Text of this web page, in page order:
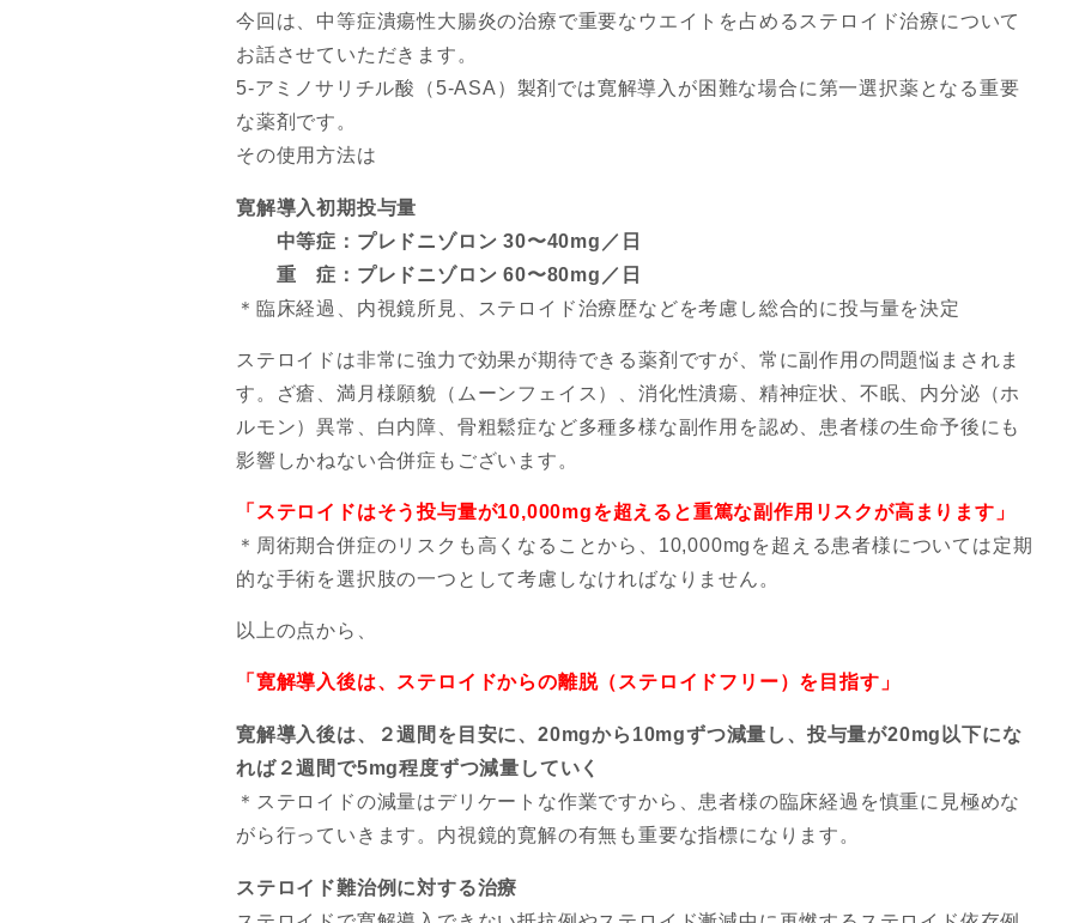
今回は、中等症潰瘍性大腸炎の治療で重要なウエイトを占めるステロイド治療について
お話させていただきます。
5-アミノサリチル酸（5-ASA）製剤では寛解導入が困難な場合に第一選択薬となる重要
な薬剤です。
その使用方法は
寛解導入初期投与量
中等症：プレドニゾロン 30〜40mg／日
重 症：プレドニゾロン 60〜80mg／日
＊臨床経過、内視鏡所見、ステロイド治療歴などを考慮し総合的に投与量を決定
ステロイドは非常に強力で効果が期待できる薬剤ですが、常に副作用の問題悩まされま
す。ざ瘡、満月様願貌（ムーンフェイス）、消化性潰瘍、精神症状、不眠、内分泌（ホ
ルモン）異常、白内障、骨粗鬆症など多種多様な副作用を認め、患者様の生命予後にも
影響しかねない合併症もございます。
「ステロイドはそう投与量が10,000mgを超えると重篤な副作用リスクが高まります」
＊周術期合併症のリスクも高くなることから、10,000mgを超える患者様については定期
的な手術を選択肢の一つとして考慮しなければなりません。
以上の点から、
「寛解導入後は、ステロイドからの離脱（ステロイドフリー）を目指す」
寛解導入後は、２週間を目安に、20mgから10mgずつ減量し、投与量が20mg以下にな
れば２週間で5mg程度ずつ減量していく
＊ステロイドの減量はデリケートな作業ですから、患者様の臨床経過を慎重に見極めな
がら行っていきます。内視鏡的寛解の有無も重要な指標になります。
ステロイド難治例に対する治療